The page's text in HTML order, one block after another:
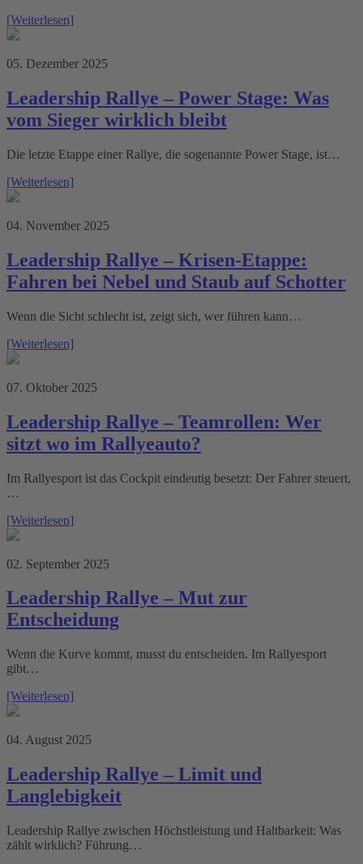
[Weiterlesen]
05. Dezember 2025
Leadership Rallye – Power Stage: Was
vom Sieger wirklich bleibt
Die letzte Etappe einer Rallye, die sogenannte Power Stage, ist…
[Weiterlesen]
04. November 2025
Leadership Rallye – Krisen-Etappe:
Fahren bei Nebel und Staub auf Schotter
Wenn die Sicht schlecht ist, zeigt sich, wer führen kann…
[Weiterlesen]
07. Oktober 2025
Leadership Rallye – Teamrollen: Wer
sitzt wo im Rallyeauto?
Im Rallyesport ist das Cockpit eindeutig besetzt: Der Fahrer steuert,
…
[Weiterlesen]
02. September 2025
Leadership Rallye – Mut zur
Entscheidung
Wenn die Kurve kommt, musst du entscheiden. Im Rallyesport
gibt…
[Weiterlesen]
04. August 2025
Leadership Rallye – Limit und
Langlebigkeit
Leadership Rallye zwischen Höchstleistung und Haltbarkeit: Was
zählt wirklich? Führung…